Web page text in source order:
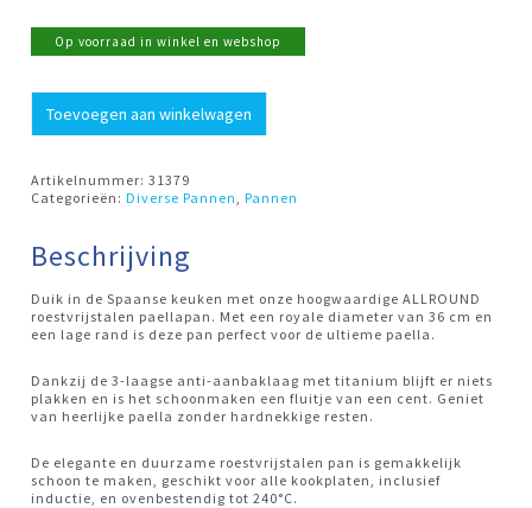
Op voorraad in winkel en webshop
Kuhn
Rikon
Toevoegen aan winkelwagen
Artikelnummer:31379
Categorieën:Diverse Pannen ,Pannen
Beschrijving
Duik in de Spaanse keuken met onze hoogwaardige ALLROUND
roestvrijstalen paellapan. Met een royale diameter van 36 cm en
een lage rand is deze pan perfect voor de ultieme paella.
Dankzij de 3-laagse anti-aanbaklaag met titanium blijft er niets
plakken en is het schoonmaken een fluitje van een cent. Geniet
van heerlijke paella zonder hardnekkige resten.
De elegante en duurzame roestvrijstalen pan is gemakkelijk
schoon te maken, geschikt voor alle kookplaten, inclusief
inductie, en ovenbestendig tot 240°C.